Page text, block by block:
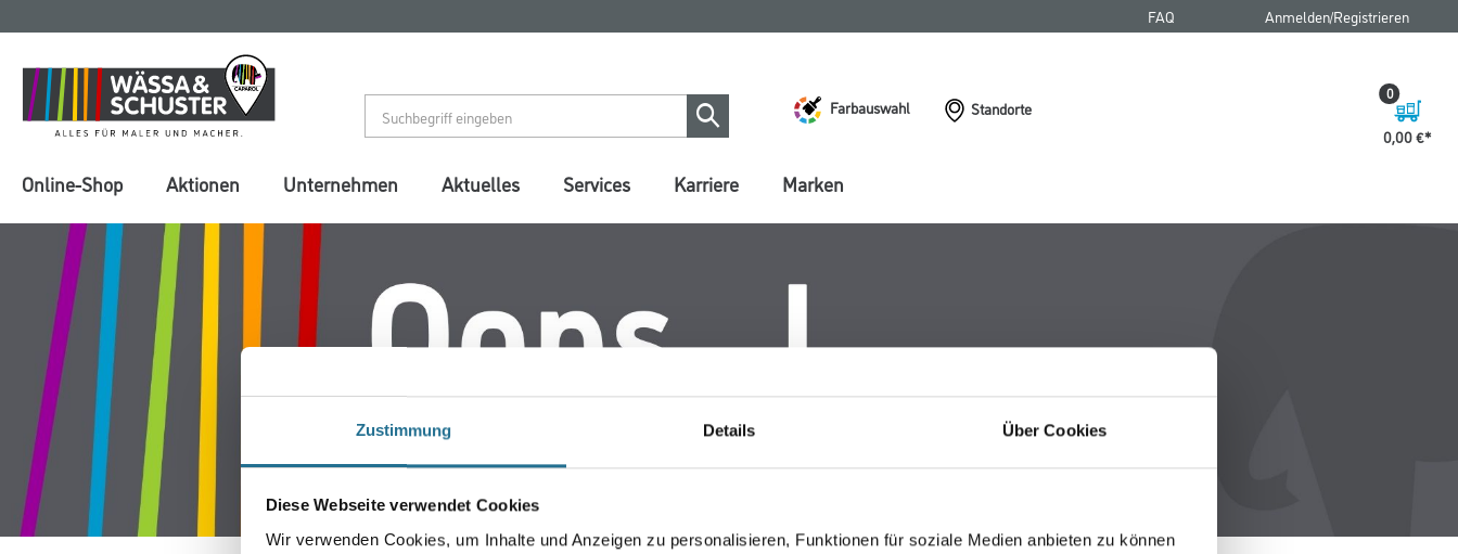
Zustimmung Details Über Cookies
Diese Webseite verwendet Cookies
Wir verwenden Cookies, um Inhalte und Anzeigen zu personalisieren, Funktionen für soziale Medien anbieten zu können
springen
springen
FAQ Anmelden/Registrieren
Farbauswahl
Standorte
0,00 €
0
Online-Shop Aktionen Unternehmen Aktuelles Services Karriere Marken